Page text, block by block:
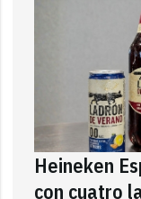
Heineken
con cuatro